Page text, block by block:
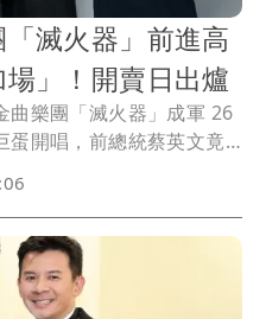
滅火器」前進高
」！開賣日出爐
曲樂團「滅火器」成軍 26
蛋開唱，前總統蔡英文竟
聖，結束2場攻蛋專場
雄巨蛋開唱。12月12日
，滅火器隨後宣布加開12
加場」成就。